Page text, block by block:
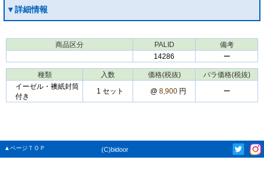
▼詳細情報
商品区分 PALID
備考
14286
ー
種類 入数 価格(税抜)
バラ価格(税抜)
イーゼル・襖紙封筒
付き
1 セット @ 8,900 円 ー
▲ページＴＯＰ (C)bidoor